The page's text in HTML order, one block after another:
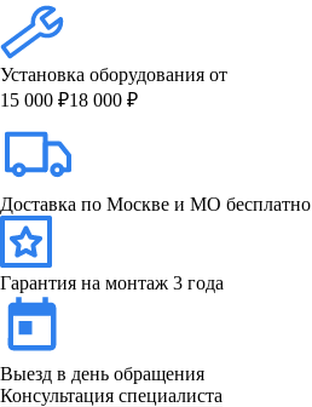
Установка оборудования от
15 000 ₽18 000 ₽
Доставка по Москве и МО бесплатно
Гарантия на монтаж 3 года
Выезд в день обращения
Консультация специалиста